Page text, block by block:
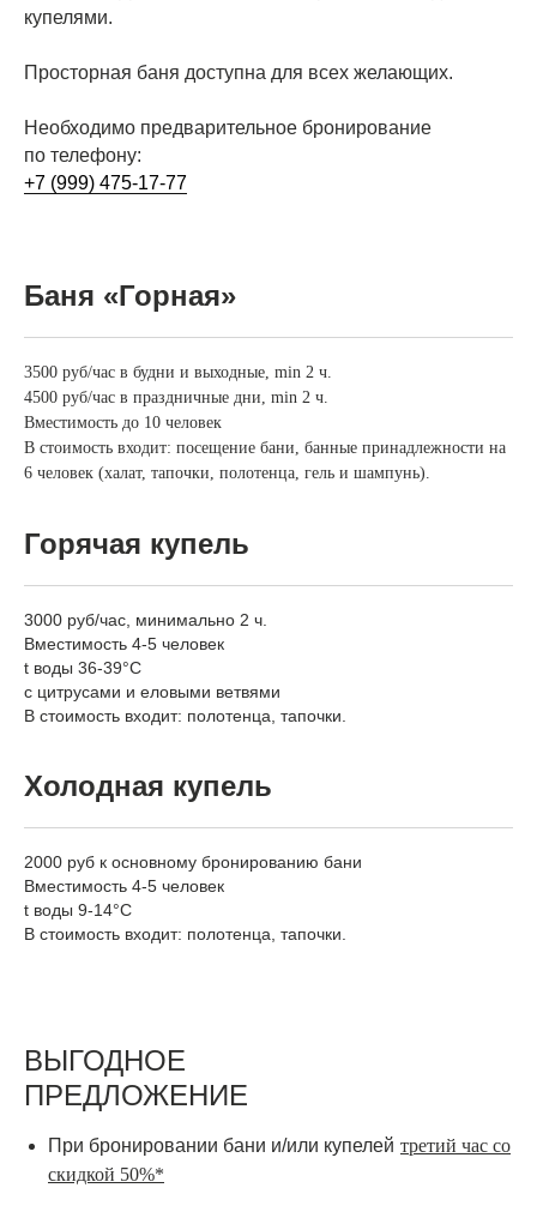
купелями.
Просторная баня доступна для всех желающих.
Необходимо предварительное бронирование
по телефону:
+7 (999) 475-17-77
Баня «Горная»
3500 руб/час в будни и выходные, min 2 ч.
4500 руб/час в праздничные дни, min 2 ч.
Вместимость до 10 человек
В стоимость входит: посещение бани, банные принадлежности на
6 человек (халат, тапочки, полотенца, гель и шампунь).
Горячая купель
3000 руб/час, минимально 2 ч.
Вместимость 4-5 человек
t воды 36-39°C
с цитрусами и еловыми ветвями
В стоимость входит: полотенца, тапочки.
Холодная купель
2000 руб к основному бронированию бани
Вместимость 4-5 человек
t воды 9-14°C
В стоимость входит: полотенца, тапочки.
ВЫГОДНОЕ
ПРЕДЛОЖЕНИЕ
При бронировании бани и/или купелей третий час со
скидкой 50%*